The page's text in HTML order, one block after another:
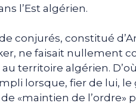
l’Est algérien.
conjurés, constitué
ne faisait nullement
territoire algérien.
lorsque, fier de lui, le
«maintien de l’ordre»